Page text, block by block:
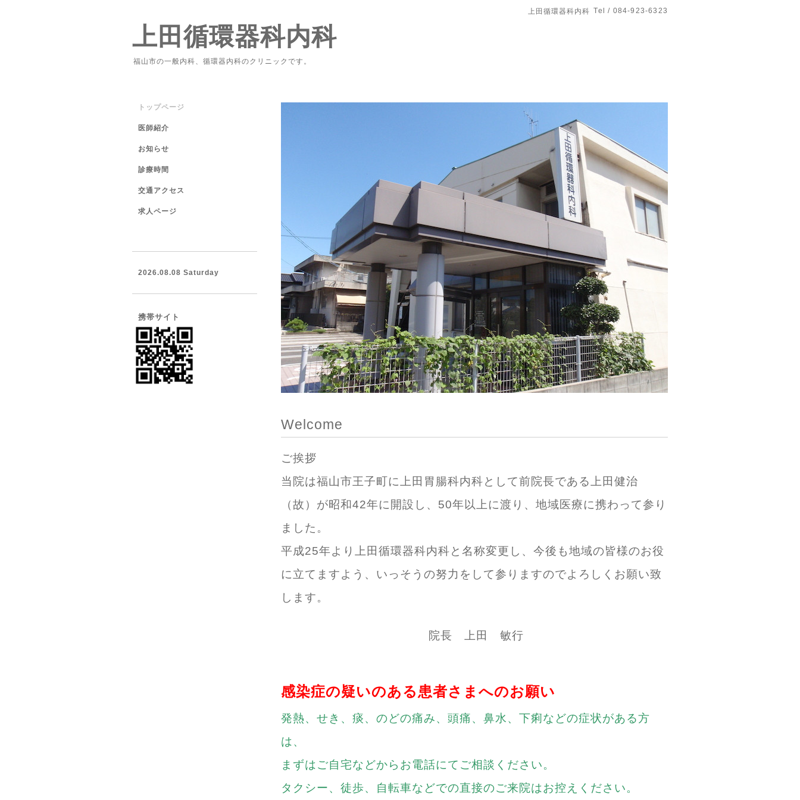
上田循環器科内科 Tel / 084-923-6323
上田循環器科内科
福山市の一般内科、循環器内科のクリニックです。
Welcome
ご挨拶
当院は福山市王子町に上田胃腸科内科として前院長である上田健治
（故）が昭和42年に開設し、50年以上に渡り、地域医療に携わって参り
ました。
平成25年より上田循環器科内科と名称変更し、今後も地域の皆様のお役
に立てますよう、いっそうの努力をして参りますのでよろしくお願い致
します。
院長 上田 敏行
感染症の疑いのある患者さまへのお願い
発熱、せき、痰、のどの痛み、頭痛、鼻水、下痢などの症状がある方
は、
まずはご自宅などからお電話にてご相談ください。
タクシー、徒歩、自転車などでの直接のご来院はお控えください。
トップページ
医師紹介
お知らせ
診療時間
交通アクセス
求人ページ
2026.08.08 Saturday
携帯サイト